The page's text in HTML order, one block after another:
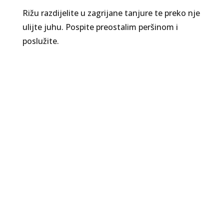
Rižu razdijelite u zagrijane tanjure te preko nje
ulijte juhu. Pospite preostalim peršinom i
poslužite.